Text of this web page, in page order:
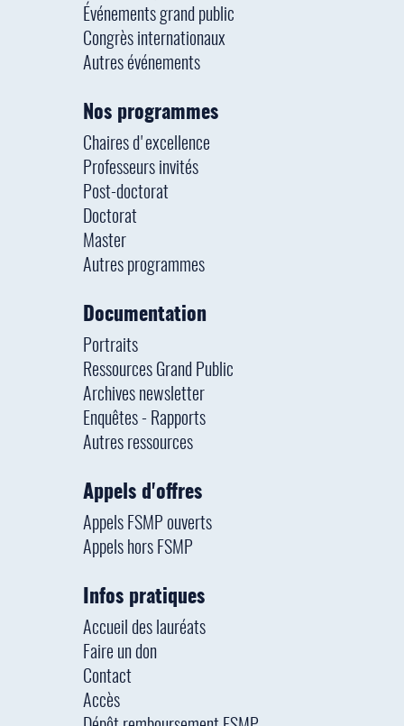
Événements grand public
Congrès internationaux
Autres événements
Nos programmes
Chaires d'excellence
Professeurs invités
Post-doctorat
Doctorat
Master
Autres programmes
Documentation
Portraits
Ressources Grand Public
Archives newsletter
Enquêtes - Rapports
Autres ressources
Appels d'offres
Appels FSMP ouverts
Appels hors FSMP
Infos pratiques
Accueil des lauréats
Faire un don
Contact
Accès